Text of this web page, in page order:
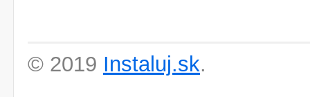
© 2019 Instaluj.sk.